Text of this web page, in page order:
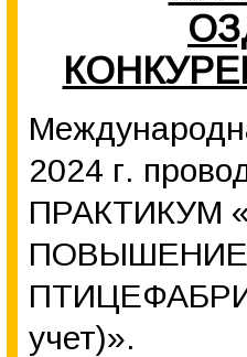
2024 г.
ПРАКТИКУМ
учет)».